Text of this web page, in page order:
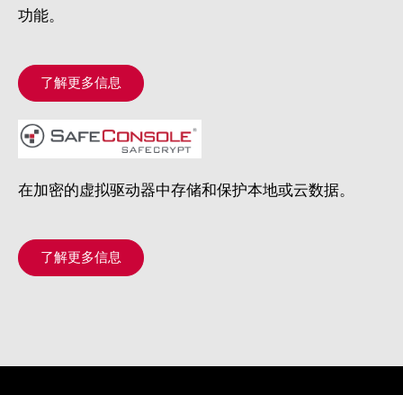
功能。
了解更多信息
在加密的虚拟驱动器中存储和保护本地或云数据。
了解更多信息